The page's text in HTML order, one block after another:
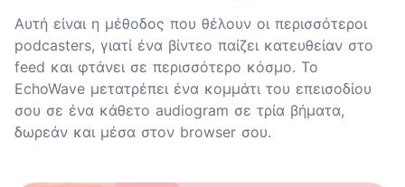
Αυτή είναι η μέθοδος που θέλουν οι περισσότεροι
podcasters, γιατί ένα βίντεο παίζει κατευθείαν στο
feed και φτάνει σε περισσότερο κόσμο. Το
EchoWave μετατρέπει ένα κομμάτι του επεισοδίου
σου σε ένα κάθετο audiogram σε τρία βήματα,
δωρεάν και μέσα στον browser σου.